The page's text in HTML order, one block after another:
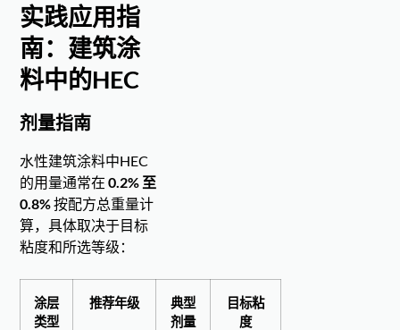
实践应用指
南：建筑涂
料中的HEC
剂量指南
水性建筑涂料中HEC
的用量通常在0.2% 至
0.8%按配方总重量计
算，具体取决于目标
粘度和所选等级：
涂层
类型
推荐年级
典型
剂量
目标粘
度